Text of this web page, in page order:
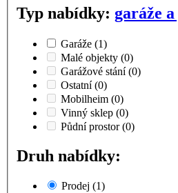
Typ nabídky: garáže
Garáže (1)
Malé objekty (0)
Garážové stání(0)
Ostatní(0)
Mobilheim (0)
Vinný sklep (0)
Půdní prostor(0)
Druh nabídky:
Prodej (1)